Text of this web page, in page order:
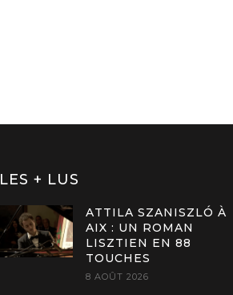
LES + LUS
ATTILA SZANISZLÓ À
AIX : UN ROMAN
LISZTIEN EN 88
TOUCHES
8 AOÛT 2026